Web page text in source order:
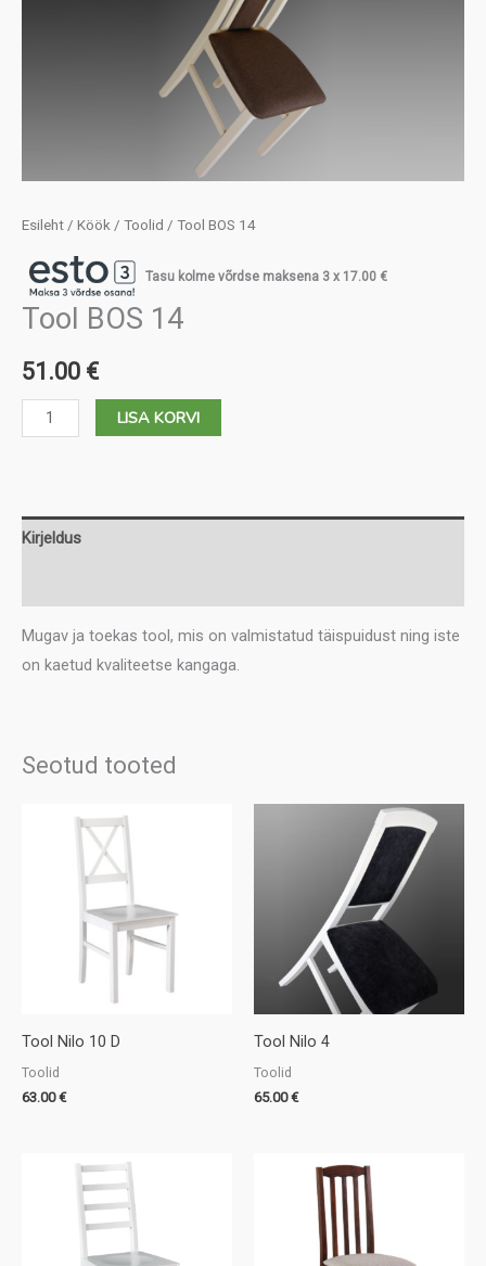
Esileht / Köök / Toolid / Tool BOS 14
Tasu kolme võrdse maksena 3 x 17.00 €
Tool BOS 14
51.00 €
Tool
BOS
LISA KORVI
Kirjeldus
Mugav ja toekas tool, mis on valmistatud täispuidust ning iste
on kaetud kvaliteetse kangaga.
Seotud tooted
Tool Nilo 10 D
Toolid
63.00€
Tool Nilo 4
Toolid
65.00€